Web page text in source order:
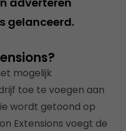
gelanceerd.
mogelijk
toe te voegen aan
wordt getoond op
Extensions voegt de